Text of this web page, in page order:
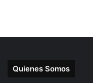
Quienes Somos